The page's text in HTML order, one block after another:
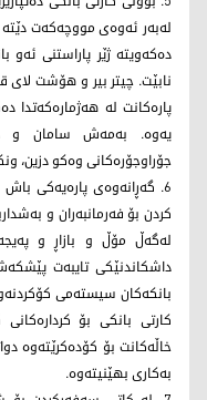
لەبەر ئەوەی مووچەکەت
دەکەویتە ژێر پاراستنی
نابێت. چیتر بیر و هۆشت لای
پارەکانت لە هەژمارەکەتدا
یەوە. بەمەش سامان و
جۆراوجۆرەکانی وەکو دزین،
6. گەڕانەوەی پارەیەکی
کردن بۆ فەرمانبەران و
لەگەڵ مۆڵ و بازاڕ و
داشکاندنێکی تایبەت
بانکەکان سیستەمی
کارتی بانکی بۆ
خاڵەکانت بۆ کۆدەکرێتەوە
بەکاری بهێنیتەوە.